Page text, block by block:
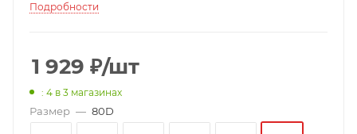
Подробности
1 929 ₽/шт
: 4 в 3 магазинах
Размер — 80D